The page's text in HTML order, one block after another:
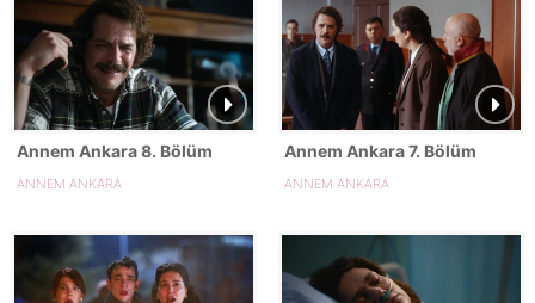
Annem Ankara 8. Bölüm
ANNEM ANKARA
Annem Ankara 7. Bölüm
ANNEM ANKARA